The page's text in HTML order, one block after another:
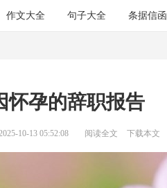
作文大全 句子大全 条据信函
怀孕的辞职报告
10-13 05:52:08 阅读全文 下载本文